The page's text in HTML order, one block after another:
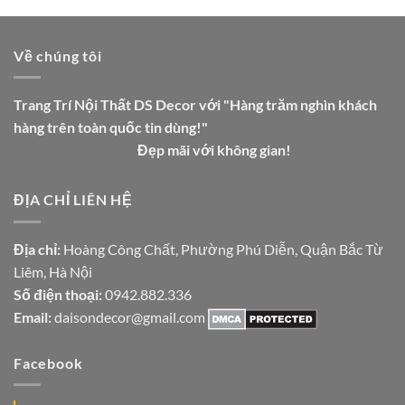
Về chúng tôi
Trang Trí Nội Thất DS Decor với "Hàng trăm nghìn khách
hàng trên toàn quốc tin dùng!"
Đẹp mãi với không gian!
ĐỊA CHỈ LIÊN HỆ
Địa chỉ: Hoàng Công Chất, Phường Phú Diễn, Quận Bắc Từ
Liêm, Hà Nội
Số điện thoại: 0942.882.336
Email: daisondecor@gmail.com
Facebook